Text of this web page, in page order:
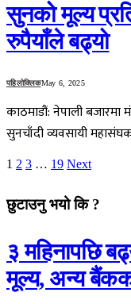
सुनको मूल्य
रुपैयाँले बढ्यो
पहिलोक्लिकMay 6, 2025
काठमाडौं: नेपाली
सुनचाँदी व्यवसायी
1 2 3 … 19 Next
छुटाउनु भयो कि ?
३ महिनापछि
मूल्य, अन्य